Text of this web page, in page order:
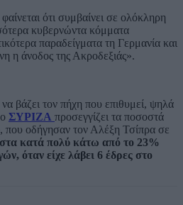
ότι συμβαίνει σε ολόκληρη
κυβερνώντα κόμματα
παραδείγματα τη Γερμανία και
η άνοδος της Ακροδεξιάς».
βάζει τον πήχη που επιθυμεί, ψηλά
ΣΥΡΙΖΑ προσεγγίζει τα ποσοστά
που οδήγησαν τον Αλέξη Τσίπρα σε
κατά πολύ κάτω από το 23%
όταν είχε λάβει 6 έδρες στο